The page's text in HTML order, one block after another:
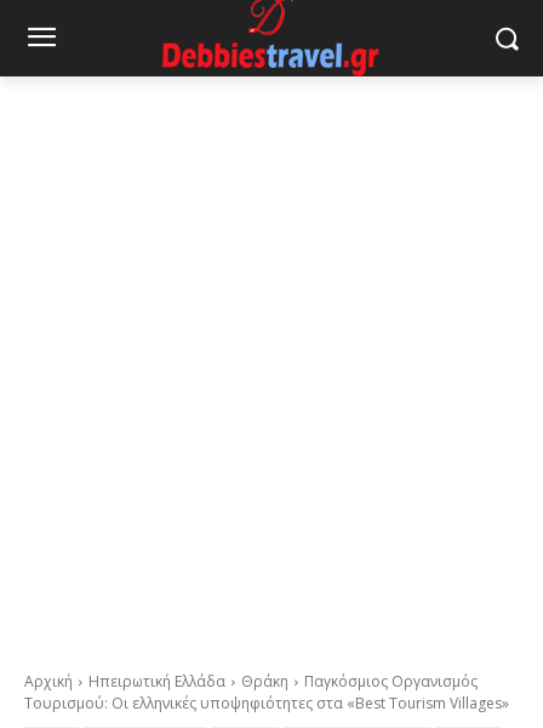
Αρχική Ηπειρωτική Ελλάδα Θράκη
Παγκόσμιος Οργανισμός
Τουρισμού: Οι ελληνικές υποψηφιότητες στα «Best Tourism Villages»